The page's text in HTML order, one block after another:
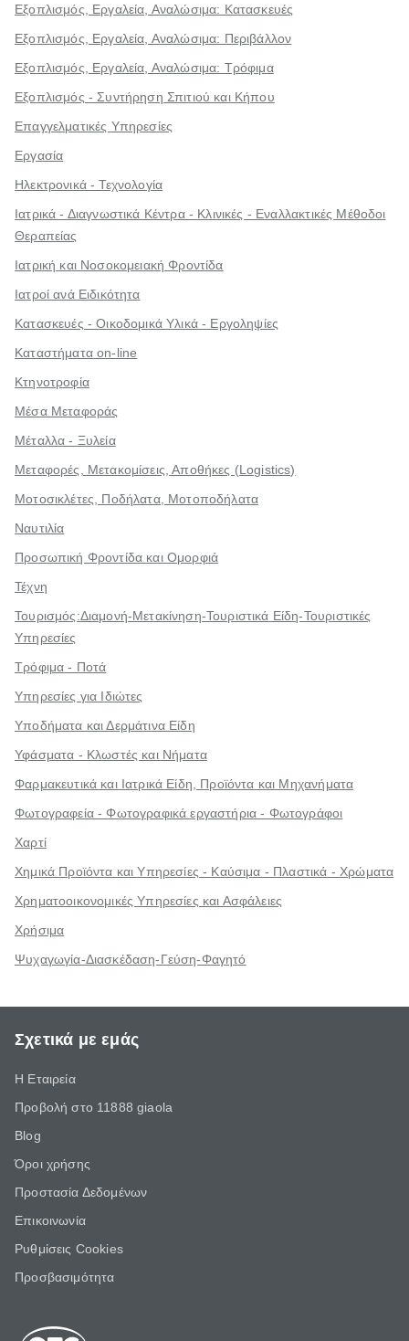
Εξοπλισμός, Εργαλεία, Αναλώσιμα: Κατασκευές
Εξοπλισμός, Εργαλεία, Αναλώσιμα: Περιβάλλον
Εξοπλισμός, Εργαλεία, Αναλώσιμα: Τρόφιμα
Εξοπλισμός - Συντήρηση Σπιτιού και Κήπου
Επαγγελματικές Υπηρεσίες
Εργασία
Ηλεκτρονικά - Τεχνολογία
Ιατρικά - Διαγνωστικά Κέντρα - Κλινικές - Εναλλακτικές Μέθοδοι
Θεραπείας
Ιατρική και Νοσοκομειακή Φροντίδα
Ιατροί ανά Ειδικότητα
Κατασκευές - Οικοδομικά Υλικά - Εργοληψίες
Καταστήματα on-line
Κτηνοτροφία
Μέσα Μεταφοράς
Μέταλλα - Ξυλεία
Μεταφορές, Μετακομίσεις, Αποθήκες (Logistics)
Μοτοσικλέτες, Ποδήλατα, Μοτοποδήλατα
Ναυτιλία
Προσωπική Φροντίδα και Ομορφιά
Τέχνη
Τουρισμός:Διαμονή-Μετακίνηση-Τουριστικά Είδη-Τουριστικές
Υπηρεσίες
Τρόφιμα - Ποτά
Υπηρεσίες για Ιδιώτες
Υποδήματα και Δερμάτινα Είδη
Υφάσματα - Κλωστές και Νήματα
Φαρμακευτικά και Ιατρικά Είδη, Προϊόντα και Μηχανήματα
Φωτογραφεία - Φωτογραφικά εργαστήρια - Φωτογράφοι
Χαρτί
Χημικά Προϊόντα και Υπηρεσίες - Καύσιμα - Πλαστικά - Χρώματα
Χρηματοοικονομικές Υπηρεσίες και Ασφάλειες
Χρήσιμα
Ψυχαγωγία-Διασκέδαση-Γεύση-Φαγητό
Σχετικά με εμάς
Η Εταιρεία
Προβολή στο 11888 giaola
Blog
Όροι χρήσης
Προστασία Δεδομένων
Επικοινωνία
Ρυθμίσεις Cookies
Προσβασιμότητα